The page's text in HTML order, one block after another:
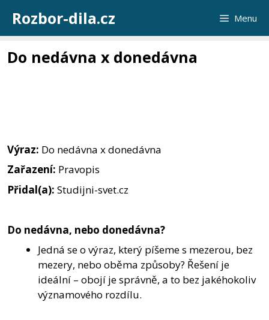
obsah
Rozbor-dila.cz Menu
Do nedávna x donedávna
Výraz: Do nedávna x donedávna
Zařazení: Pravopis
Přidal(a): Studijni-svet.cz
Do nedávna, nebo donedávna?
Jedná se o výraz, který píšeme s mezerou, bez
mezery, nebo oběma způsoby? Řešení je
ideální – obojí je správně, a to bez jakéhokoliv
významového rozdílu.